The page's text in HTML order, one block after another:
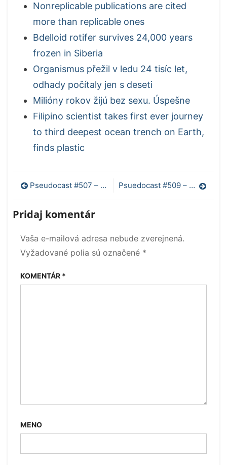
Nonreplicable publications are cited
more than replicable ones
Bdelloid rotifer survives 24,000 years
frozen in Siberia
Organismus přežil v ledu 24 tisíc let,
odhady počítaly jen s deseti
Milióny rokov žijú bez sexu. Úspešne
Filipino scientist takes first ever journey
to third deepest ocean trench on Earth,
finds plastic
Navigácia
v
článku
Pseudocast #507 – Očkovanie proti astme, prvá dávka vakcíny proti Covid-19 Psuedocast #509 – GMO komáre, podivný liek na Alzheimerovu chorobu, nerozložiteľné chemikálie
Pridaj komentár
Vaša e-mailová adresa nebude zverejnená.
Vyžadované polia sú označené *
KOMENTÁR *
MENO